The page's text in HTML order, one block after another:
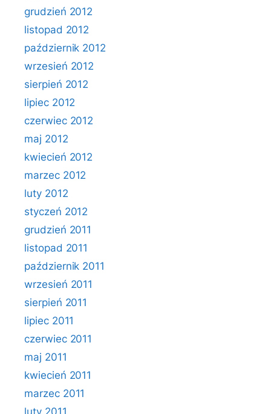
grudzień 2012
listopad 2012
październik 2012
wrzesień 2012
sierpień 2012
lipiec 2012
czerwiec 2012
maj 2012
kwiecień 2012
marzec 2012
luty 2012
styczeń 2012
grudzień 2011
listopad 2011
październik 2011
wrzesień 2011
sierpień 2011
lipiec 2011
czerwiec 2011
maj 2011
kwiecień 2011
marzec 2011
luty 2011